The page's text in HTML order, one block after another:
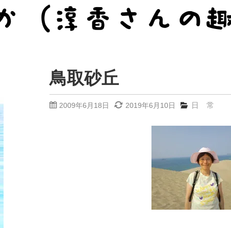
鳥取砂丘
2009年6月18日 2019年6月10日 日 常